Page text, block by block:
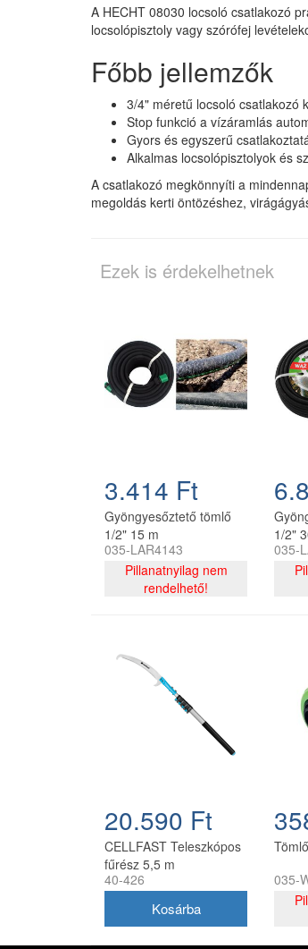
A HECHT 08030 locsoló csatlakozó
locsolópisztoly vagy szórófej
Főbb jellemzők
3/4" méretű locsoló csatlakozó
Stop funkció a vízáramlás
Gyors és egyszerű
Alkalmas locsolópisztolyok és
A csatlakozó megkönnyíti a
megoldás kerti öntözéshez,
Ezek is érdekelhetnek
3.414 Ft
Gyöngyesőztető tömlő
1/2" 15 m
szerelvényekkel CH
035-LAR4143
Pillanatnyilag nem
rendelhető!
1/2"
035-
20.590 Ft
CELLFAST Teleszkópos
fűrész 5,5 m
40-426
035-